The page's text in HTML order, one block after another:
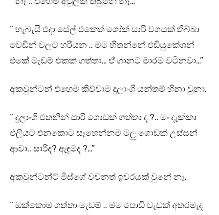
” හැබැයි එදා සේල් එකෙත් ශෝක් සාරි වගයක් තිබ්බා
වෙඩින් වලට හරියන .. මම හිතන්නේ එඩියුකේශන්
එකේ මැඩම් එකක් ගත්තා… ඒ ගානට මාරම වටිනවා…”
අකවුන්ටන් එහෙම කිව්වාම දුලාංගි යන්තම් හිනා වුනා.
” දුලාංගි එතනින් සාරි ගොඩක් ගත්තා ද ?.. මං දැක්කා
එලියට එනකොට සෑහෙන්නම මලු ගොඩක් උස්සන්
ආවා.. සාරිද? ඇඳුමද ?…”
අකවුන්ටන්ට් මිස්ගේ වචනත් ඉවරයක් වුනේ නෑ.
” ඔක්කොම ගත්තා මැඩම් .. මම පොඩි වැඩක් අතරමැද